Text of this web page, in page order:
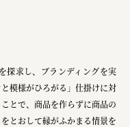
探求し、ブランディングを実
模様がひろがる」仕掛けに対
とで、商品を作らずに商品の
とおして縁がふかまる情景を